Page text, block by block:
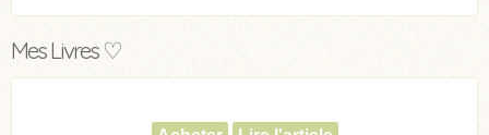
Mes Livres ♡